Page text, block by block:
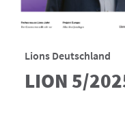
Lions Deutschland
LION 5/